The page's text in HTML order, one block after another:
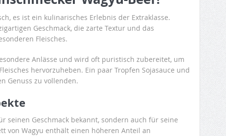
es ist ein kulinarisches Erlebnis der Extraklasse.
Geschmack, die zarte Textur und das
Fleisches.
Anlässe und wird oft puristisch zubereitet, um
hervorzuheben. Ein paar Tropfen Sojasauce und
Genuss zu vollenden.
seinen Geschmack bekannt, sondern auch für seine
von Wagyu enthält einen höheren Anteil an